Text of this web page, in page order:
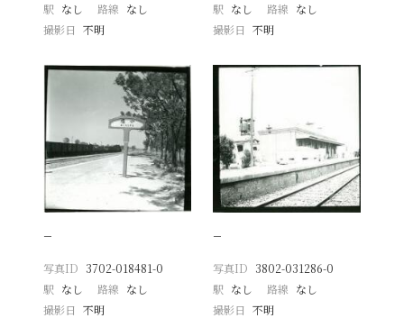
駅 なし 路線 なし
撮影日
不明
駅 なし 路線 なし
撮影日 不明
−
写真ID 3702-018481-0
駅 なし 路線 なし
撮影日
不明
−
写真ID 3802-031286-0
駅 なし 路線 なし
撮影日 不明